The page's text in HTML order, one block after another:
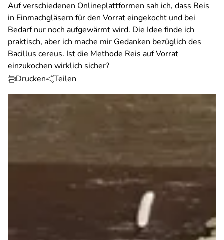
Auf verschiedenen Onlineplattformen sah ich, dass Reis
in Einmachgläsern für den Vorrat eingekocht und bei
Bedarf nur noch aufgewärmt wird. Die Idee finde ich
praktisch, aber ich mache mir Gedanken bezüglich des
Bacillus cereus. Ist die Methode Reis auf Vorrat
einzukochen wirklich sicher?
Drucken
Teilen